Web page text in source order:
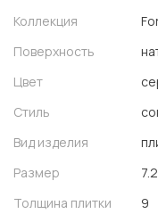
Коллекция
Поверхность
Цвет
Стиль
Вид изделия
Размер
Толщина плитки
9